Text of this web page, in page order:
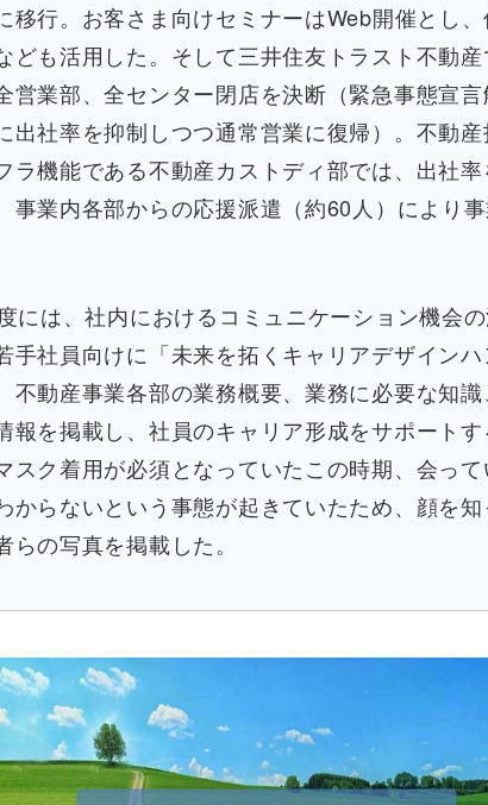
移行。お客さま向けセミナーはWeb開催とし
ども活用した。そして三井住友トラスト不動
営業部、全センター閉店を決断（緊急事態宣言
出社率を抑制しつつ通常営業に復帰）。不動
ラ機能である不動産カストディ部では、出社率
事業内各部からの応援派遣（約60人）により
には、社内におけるコミュニケーション機会
手社員向けに「未来を拓くキャリアデザインハ
不動産事業各部の業務概要、業務に必要な知
報を掲載し、社員のキャリア形成をサポートす
スク着用が必須となっていたこの時期、会っ
からないという事態が起きていたため、顔を
らの写真を掲載した。